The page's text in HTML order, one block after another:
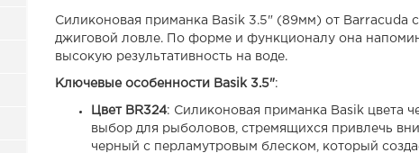
Силиконовая приманка Basik 3.5" (89мм) от Barracuda
джиговой ловле. По форме и функционалу она
высокую результативность на воде.
Ключевые особенности Basik 3.5":
Цвет BR324: Силиконовая приманка Basik цвета
выбор для рыболовов, стремящихся привлечь
черный с перламутровым блеском, который